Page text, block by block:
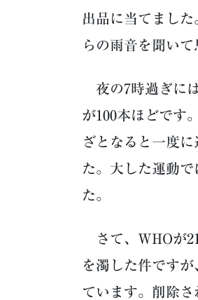
出品に当てまし
らの雨音を聞いて
夜の7時過ぎに
が100本ほどです
ざとなると一度
た。大した運動
た。
さて、WHOが
を濁した件です
ています。削除